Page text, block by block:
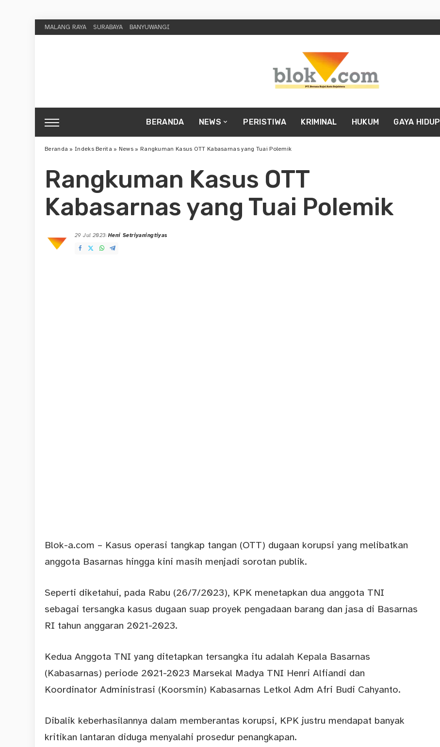
MALANG RAYA SURABAYA BANYUWANGI
BERANDA NEWS PERISTIWA KRIMINAL HUKUM GAYA HIDUP
Beranda »Indeks Berita » News » Rangkuman Kasus OTT Kabasarnas yang Tuai Polemik
Rangkuman Kasus OTT
Kabasarnas yang Tuai Polemik
29 Jul 2023
Posted
by
Heni Setriyaningtiyas
Blok-a.com – Kasus operasi tangkap tangan (OTT) dugaan korupsi yang melibatkan
anggota Basarnas hingga kini masih menjadi sorotan publik.
Seperti diketahui, pada Rabu (26/7/2023), KPK menetapkan dua anggota TNI
sebagai tersangka kasus dugaan suap proyek pengadaan barang dan jasa di Basarnas
RI tahun anggaran 2021-2023.
Kedua Anggota TNI yang ditetapkan tersangka itu adalah Kepala Basarnas
(Kabasarnas) periode 2021-2023 Marsekal Madya TNI Henri Alfiandi dan
Koordinator Administrasi (Koorsmin) Kabasarnas Letkol Adm Afri Budi Cahyanto.
Dibalik keberhasilannya dalam memberantas korupsi, KPK justru mendapat banyak
kritikan lantaran diduga menyalahi prosedur penangkapan.